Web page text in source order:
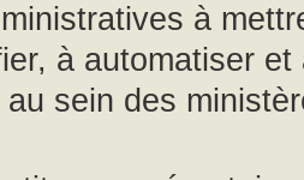
à
à automatiser et
sein des